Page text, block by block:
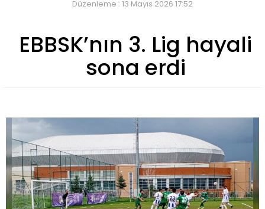
Düzenleme : 13 Mayıs 2026 17:52
EBBSK’nın 3. Lig hayali
sona erdi